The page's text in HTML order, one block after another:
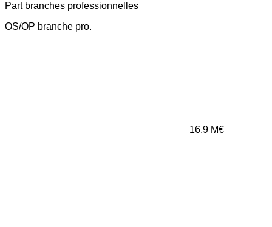
Part branches professionnelles
OS/OP branche pro.
16.9 M€